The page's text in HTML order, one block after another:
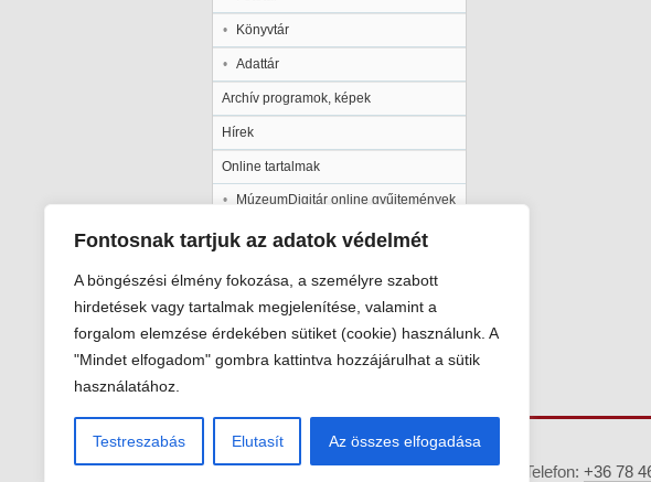
Fontosnak tartjuk az adatok védelmét
A böngészési élmény fokozása, a személyre szabott
hirdetések vagy tartalmak megjelenítése, valamint a
forgalom elemzése érdekében sütiket (cookie) használunk. A
"Mindet elfogadom" gombra kattintva hozzájárulhat a sütik
használatához.
Testreszabás Elutasít Az összes elfogadása
Könyvtár
Adattár
Archív programok, képek
Hírek
Online tartalmak
MúzeumDigitár online gyűjtemények
Kalocsai Települési Értéktár
Múzeumpedagógia
Pályázatok
Galéria
Viski Károly Múzeum Kalocsa
6300 Kalocsa, Szent István király út 25. · Telefon: +36 78